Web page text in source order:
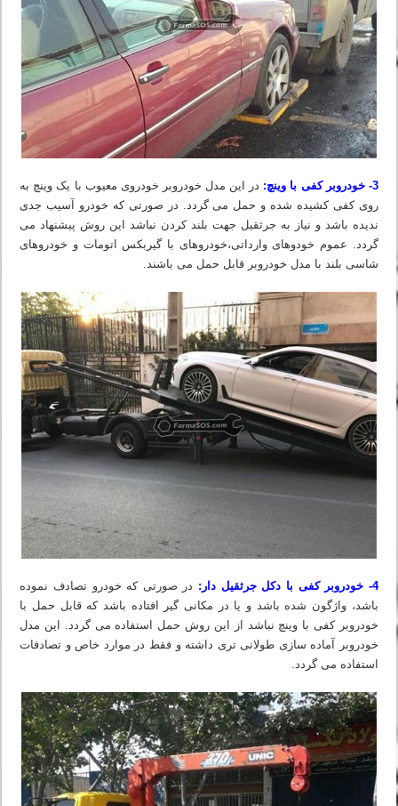
3- خودروبر کفی با وینچ:
در این مدل خودروبر خودروی معیوب با یک وینچ به
روی کفی کشیده شده و حمل می گردد. در صورتی که خودرو آسیب جدی
ندیده باشد و نیاز به جرثقیل جهت بلند کردن نباشد این روش پیشنهاد می
گردد. عموم خودوهای وارداتی،خودروهای با گیربکس اتومات و خودروهای
شاسی بلند با مدل خودروبر قابل حمل می باشند.
4- خودروبر کفی با دکل جرثقیل دار:
در صورتی که خودرو تصادف نموده
باشد، واژگون شده باشد و یا در مکانی گیر افتاده باشد که قابل حمل با
خودروبر کفی با وینچ نباشد از این روش حمل استفاده می گردد. این مدل
خودروبر آماده سازی طولانی تری داشته و فقط در موارد خاص و تصادفات
استفاده می گردد.